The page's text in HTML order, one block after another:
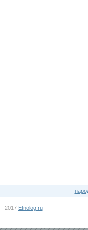
Etnolog.ru